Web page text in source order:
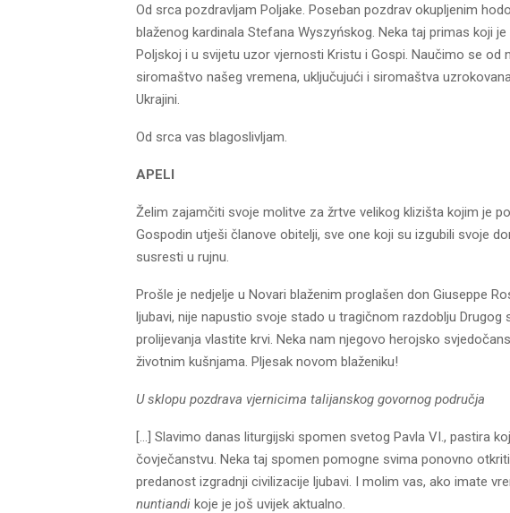
Od srca pozdravljam Poljake. Poseban pozdrav okupljenim
blaženog kardinala Stefana Wyszyńskog. Neka taj primas koji
Poljskoj i u svijetu uzor vjernosti Kristu i Gospi. Naučimo se od
siromaštvo našeg vremena, uključujući i siromaštva
Ukrajini.
Od srca vas blagoslivljam.
APELI
Želim zajamčiti svoje molitve za žrtve velikog klizišta kojim je
Gospodin utješi članove obitelji, sve one koji su izgubili svoje
susresti u rujnu.
Prošle je nedjelje u Novari blaženim proglašen don Giuseppe
ljubavi, nije napustio svoje stado u tragičnom razdoblju Drugog
prolijevanja vlastite krvi. Neka nam njegovo herojsko
životnim kušnjama. Pljesak novom blaženiku!
U sklopu pozdrava vjernicima talijanskog govornog područja
[…] Slavimo danas liturgijski spomen svetog Pavla VI., pastira
čovječanstvu. Neka taj spomen pomogne svima ponovno
predanost izgradnji civilizacije ljubavi. I molim vas, ako imate
nuntiandi koje je još uvijek aktualno.